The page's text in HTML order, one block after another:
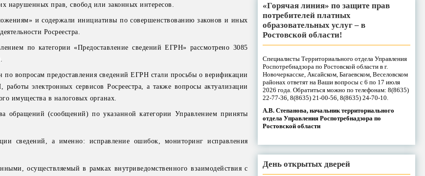
нарушенных прав, свобод или законных интересов.
и содержали инициативы по совершенствованию законов и иных
Росреестра.
по категории «Предоставление сведений ЕГРН» рассмотрено 3085
вопросам предоставления сведений ЕГРН стали просьбы о верификации
электронных сервисов Росреестра, а также вопросы актуализации
имущества в налоговых органах.
обращений (сообщений) по указанной категории Управлением приняты
сведений, а именно: исправление ошибок, мониторинг исправления
осуществляемый в рамках внутриведомственного взаимодействия с
«Горячая линия» по защите прав
потребителей платных
образовательных услуг – в
Ростовской области!
Специалисты Территориального отдела Управления
Роспотребнадзора по Ростовской области в г.
Новочеркасске, Аксайском, Багаевском, Веселовском
районах ответят на Ваши вопросы с 6 по 17 июля
2026 года. Обратиться можно по телефонам: 8(8635)
22-77-36, 8(8635) 21-00-56, 8(8635) 24-70-10.
А.В. Степанова, начальник территориального
отдела Управления Роспотребнадзора по
Ростовской области
День открытых дверей